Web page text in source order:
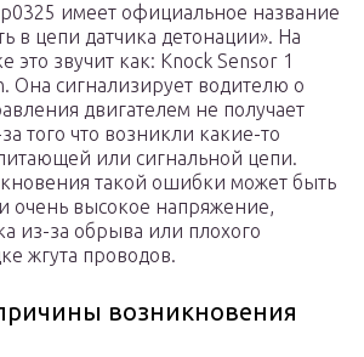
имеет официальное название
в цепи датчика детонации». На
это звучит как: Knock Sensor 1
Она сигнализирует водителю о
двигателем не получает
того что возникли какие-то
или сигнальной цепи.
такой ошибки может быть
очень высокое напряжение,
из-за обрыва или плохого
жгута проводов.
возникновения